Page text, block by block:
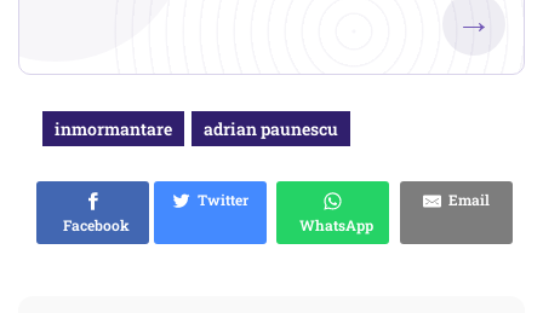
→
inmormantare adrian paunescu
Facebook
Twitter
WhatsApp
Email